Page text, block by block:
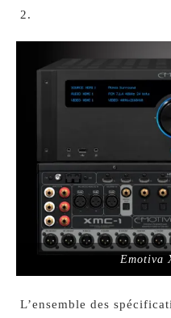
2.
Emotiva
L’ensemble des